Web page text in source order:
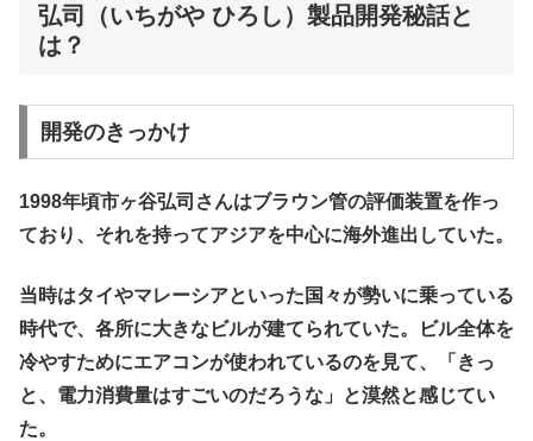
弘司（いちがや ひろし）製品開発秘話と
は？
開発のきっかけ
1998年頃市ヶ谷弘司さんはブラウン管の評価装置を作っ
ており、それを持ってアジアを中心に海外進出していた。
当時はタイやマレーシアといった国々が勢いに乗っている
時代で、各所に大きなビルが建てられていた。ビル全体を
冷やすためにエアコンが使われているのを見て、「きっ
と、電力消費量はすごいのだろうな」と漠然と感じてい
た。